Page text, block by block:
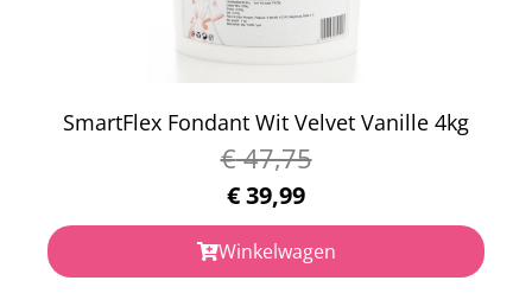
SmartFlex Fondant Wit Velvet Vanille 4kg
€47,75
€39,99
Winkelwagen